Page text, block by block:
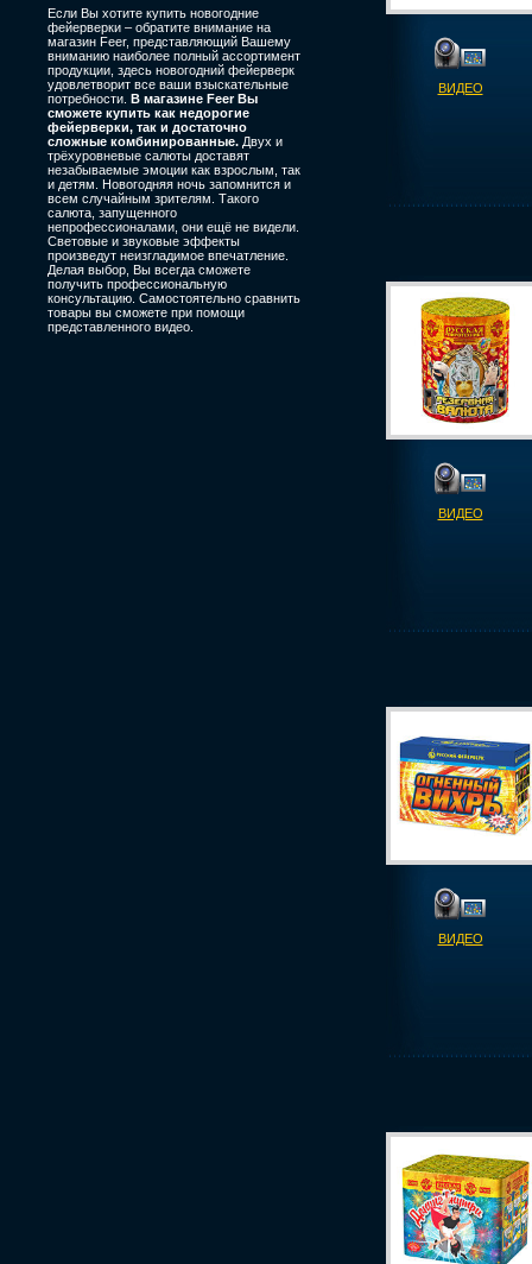
Если Вы хотите купить новогодние
фейерверки – обратите внимание на
магазин Feer, представляющий Вашему
вниманию наиболее полный ассортимент
продукции, здесь новогодний фейерверк
удовлетворит все ваши взыскательные
потребности. В магазине Feer Вы
сможете купить как недорогие
фейерверки, так и достаточно
сложные комбинированные. Двух и
трёхуровневые салюты доставят
незабываемые эмоции как взрослым, так
и детям. Новогодняя ночь запомнится и
всем случайным зрителям. Такого
салюта, запущенного
непрофессионалами, они ещё не видели.
Световые и звуковые эффекты
произведут неизгладимое впечатление.
Делая выбор, Вы всегда сможете
получить профессиональную
консультацию. Самостоятельно сравнить
товары вы сможете при помощи
представленного видео.
ВИДЕО
ВИДЕО
ВИДЕО